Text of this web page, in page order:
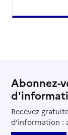
Abonnez-
Recevez
d'information :